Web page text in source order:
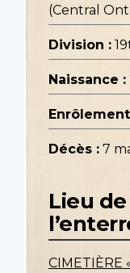
(Central
Division :
Naissance :
Décès : 7
Lieu de
CIMETIÈRE